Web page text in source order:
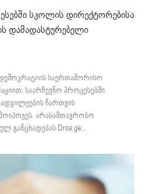
სკოლის დირექტორებისა
დამადასტურებელი
საერთაშორისო
საარჩევნო პროცესებში
ჩართვის
არასამთავრობო
განცხადებას Droa.ge...